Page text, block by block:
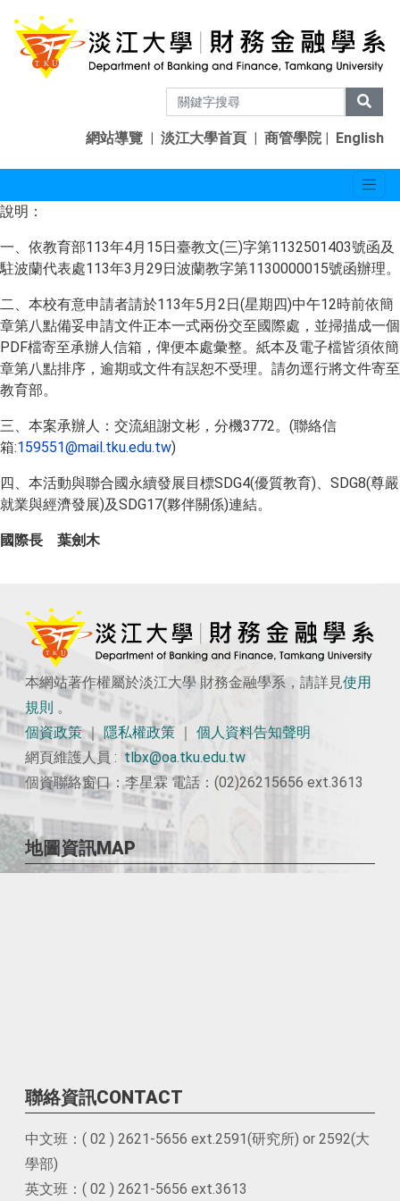
網站導覽 | 淡江大學首頁 | 商管學院| English
說明：
一、依教育部113年4月15日臺教文(三)字第1132501403號函及
駐波蘭代表處113年3月29日波蘭教字第1130000015號函辦理。
二、本校有意申請者請於113年5月2日(星期四)中午12時前依簡
章第八點備妥申請文件正本一式兩份交至國際處，並掃描成一個
PDF檔寄至承辦人信箱，俾便本處彙整。紙本及電子檔皆須依簡
章第八點排序，逾期或文件有誤恕不受理。請勿逕行將文件寄至
教育部。
三、本案承辦人：交流組謝文彬，分機3772。(聯絡信
箱:159551@mail.tku.edu.tw)
四、本活動與聯合國永續發展目標SDG4(優質教育)、SDG8(尊嚴
就業與經濟發展)及SDG17(夥伴關係)連結。
國際長 葉劍木
本網站著作權屬於淡江大學 財務金融學系，請詳見使用
規則 。
個資政策｜隱私權政策 ｜ 個人資料告知聲明
網頁維護人員 : tlbx@oa.tku.edu.tw
個資聯絡窗口：李星霖 電話：(02)26215656 ext.3613
地圖資訊MAP
聯絡資訊CONTACT
中文班：( 02 ) 2621-5656 ext.2591(研究所) or 2592(大
學部)
英文班：( 02 ) 2621-5656 ext.3613